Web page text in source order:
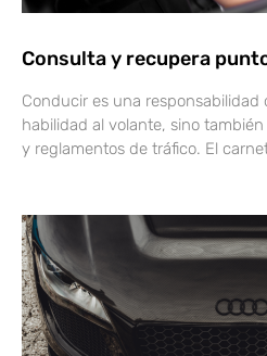
Consulta y recupera
Conducir es una responsabilidad
habilidad al volante, sino
y reglamentos de tráfico. El